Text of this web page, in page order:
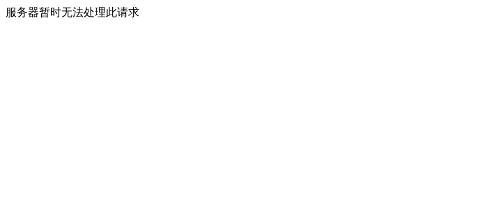
服务器暂时无法处理此请求